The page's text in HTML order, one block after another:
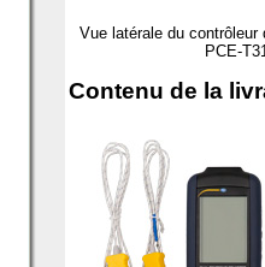
Vue latérale du contrôleur
PCE-
Contenu de la